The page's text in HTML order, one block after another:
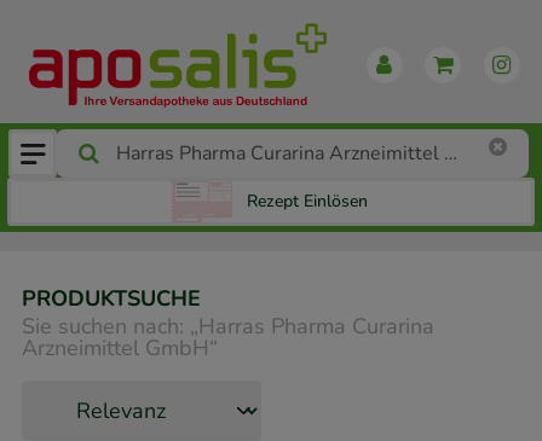
Rezept Einlösen
PRODUKTSUCHE
Sie suchen nach: „Harras Pharma Curarina
Arzneimittel GmbH“